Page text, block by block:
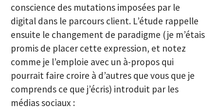
conscience des mutations imposées par le
digital dans le parcours client. L’étude rappelle
ensuite le changement de paradigme (je m’étais
promis de placer cette expression, et notez
comme je l’emploie avec un à-propos qui
pourrait faire croire à d’autres que vous que je
comprends ce que j’écris) introduit par les
médias sociaux :